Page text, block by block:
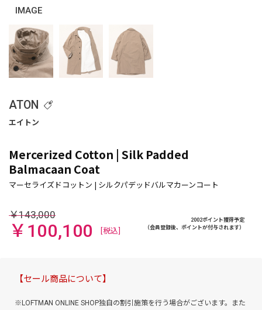
IMAGE
ATON
Mercerized Cotton | Silk Padded
Balmacaan Coat
￥143,000
￥100,100 [税込]
2002ポイント獲得予定
（会員登録後、ポイントが付与されます）
【セール商品について】
※LOFTMAN ONLINE SHOP独自の割引施策を行う場合がございます。また